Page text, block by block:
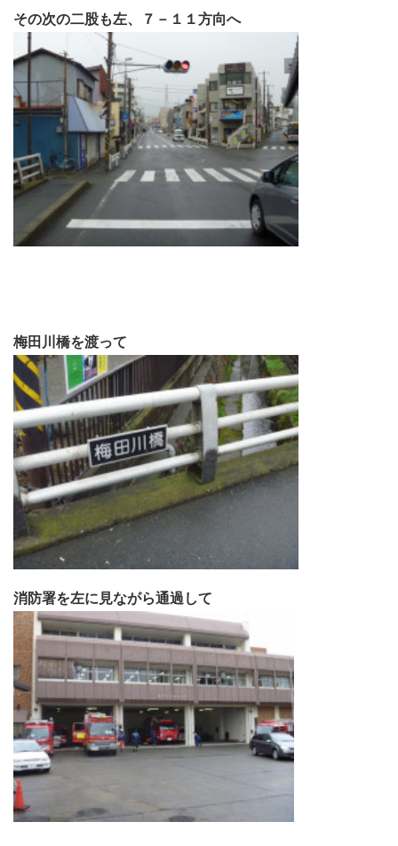
その次の二股も左、７－１１方向へ
梅田川橋を渡って
消防署を左に見ながら通過して